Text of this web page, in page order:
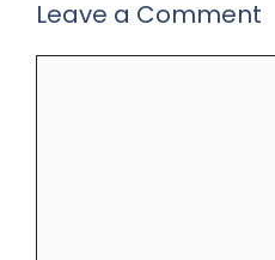
Leave a Comment